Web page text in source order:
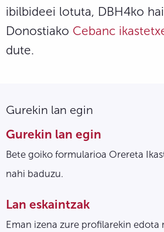
ibilbideei lotuta, DBH4ko
Donostiako Cebanc
dute.
Gurekin lan egin
Gurekin lan egin
Bete goiko formularioa Orereta
nahi baduzu.
Lan eskaintzak
Eman izena zure profilarekin edota